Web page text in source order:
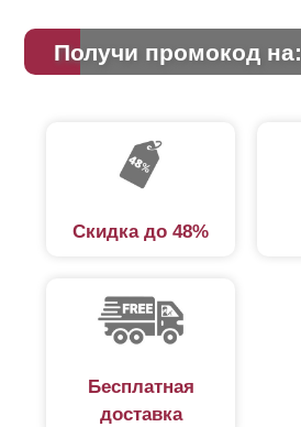
Получи промокод на:
Скидка до 48%
Бесплатная
доставка